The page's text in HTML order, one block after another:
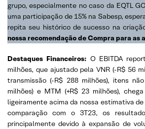
grupo, especialmente no caso da EQTL
uma participação de 15% na Sabesp,
repita seu histórico de sucesso na
nossa recomendação de Compra para as
Destaques Financeiros: O EBITDA
milhões, que ajustado pela VNR (-R$ 56
transmissão (-R$ 288 milhões), itens
milhões) e MTM (+R$ 23 milhões),
ligeiramente acima da nossa estimativa de
comparação com o 3T23, os
principalmente devido à expansão de